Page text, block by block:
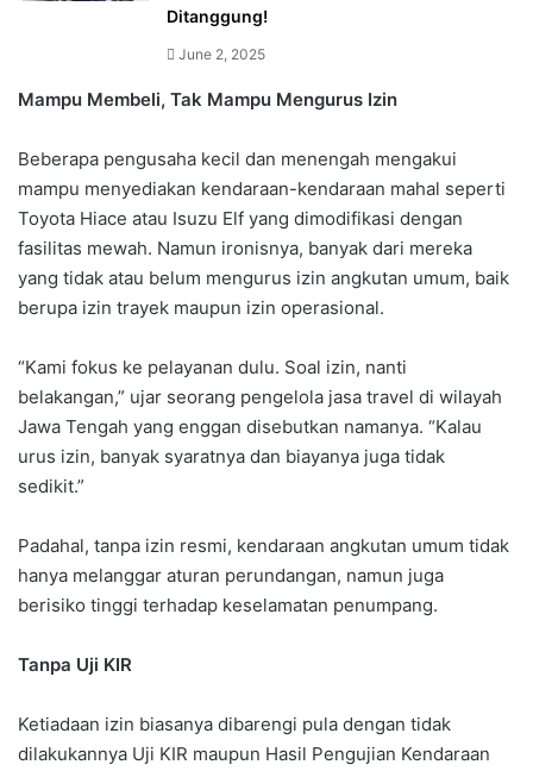
Ditanggung!
June 2, 2025
Mampu Membeli, Tak Mampu Mengurus Izin
Beberapa pengusaha kecil dan menengah mengakui
mampu menyediakan kendaraan-kendaraan mahal seperti
Toyota Hiace atau Isuzu Elf yang dimodifikasi dengan
fasilitas mewah. Namun ironisnya, banyak dari mereka
yang tidak atau belum mengurus izin angkutan umum, baik
berupa izin trayek maupun izin operasional.
“Kami fokus ke pelayanan dulu. Soal izin, nanti
belakangan,” ujar seorang pengelola jasa travel di wilayah
Jawa Tengah yang enggan disebutkan namanya. “Kalau
urus izin, banyak syaratnya dan biayanya juga tidak
sedikit.”
Padahal, tanpa izin resmi, kendaraan angkutan umum tidak
hanya melanggar aturan perundangan, namun juga
berisiko tinggi terhadap keselamatan penumpang.
Tanpa Uji KIR
Ketiadaan izin biasanya dibarengi pula dengan tidak
dilakukannya Uji KIR maupun Hasil Pengujian Kendaraan